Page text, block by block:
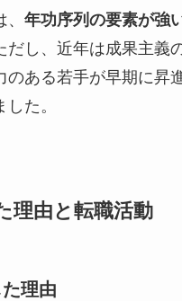
年功序列の要素が強
だし、近年は成果主義
のある若手が早期に昇
た。
理由と転職活動
理由